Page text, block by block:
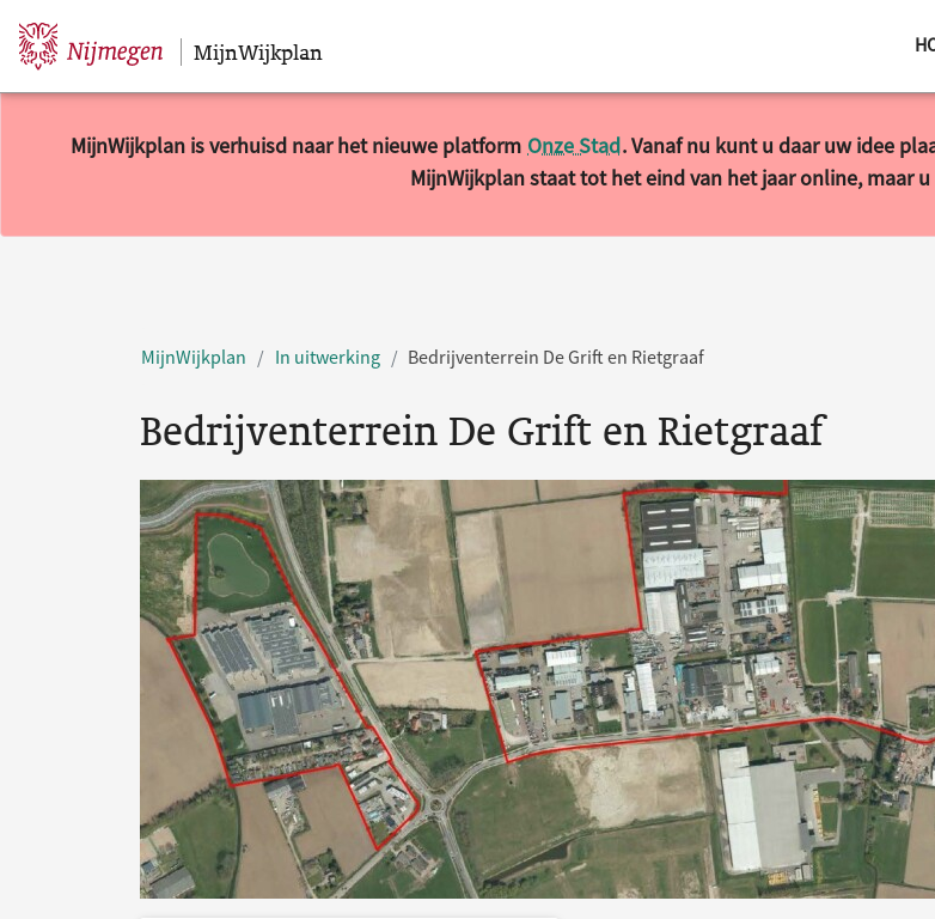
Sla navigatie over MijnWijkplan
MijnWijkplan is verhuisd naar het nieuwe platform Onze Stad. Vanaf nu kunt u daar uw idee
MijnWijkplan staat tot het eind van het jaar online, maar
MijnWijkplan In uitwerking Bedrijventerrein De Grift en Rietgraaf
Bedrijventerrein De Grift en Rietgraaf